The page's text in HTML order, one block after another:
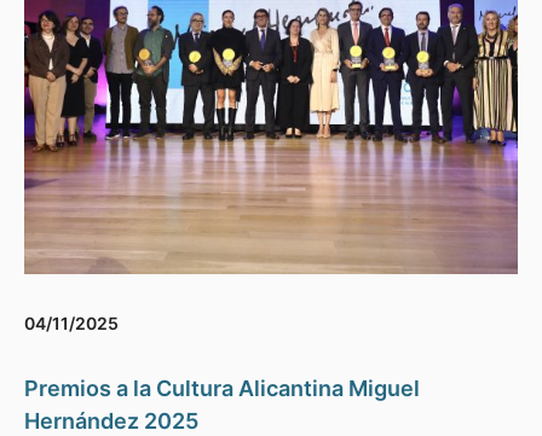
04/11/2025
Premios a la Cultura Alicantina Miguel
Hernández 2025